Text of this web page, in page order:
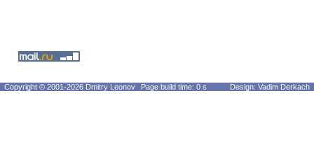
Copyright © 2001-2026 Dmitry Leonov Page build time: 0 s Design: Vadim Derkach